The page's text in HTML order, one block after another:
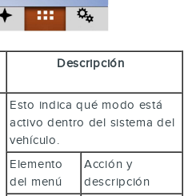
Descripción
Esto indica qué modo está
activo dentro del sistema del
vehículo.
Elemento
del menú
Acción y
descripción